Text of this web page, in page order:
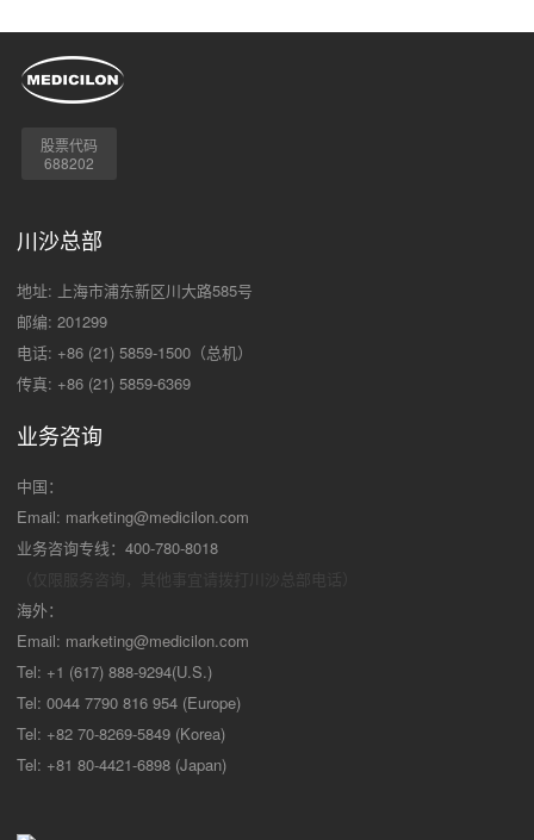
股票代码
688202
川沙总部
地址: 上海市浦东新区川大路585号
邮编: 201299
电话: +86 (21) 5859-1500（总机）
传真: +86 (21) 5859-6369
业务咨询
中国：
Email: marketing@medicilon.com
业务咨询专线：400-780-8018
海外：
Email: marketing@medicilon.com
Tel: +1 (617) 888-9294(U.S.)
Tel: 0044 7790 816 954 (Europe)
Tel: +82 70-8269-5849 (Korea)
Tel: +81 80-4421-6898 (Japan)